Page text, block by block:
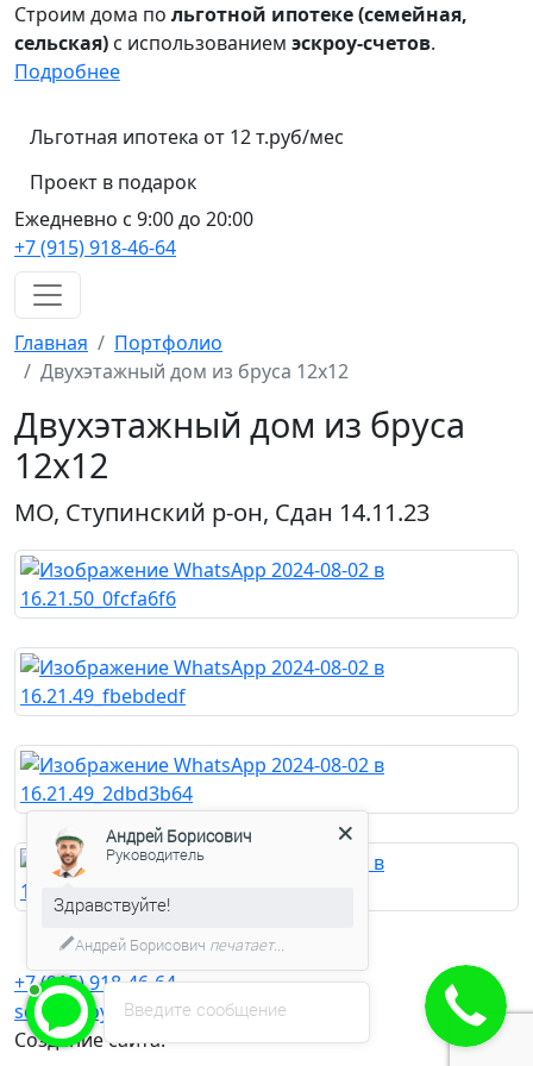
Строим дома по льготной ипотеке (семейная,
сельская) с использованием эскроу-счетов.
Подробнее
Льготная ипотека от 12 т.руб/мес
Проект в подарок
Ежедневно с 9:00 до 20:00
+7 (915) 918-46-64
Главная
Портфолио
Двухэтажный дом из бруса 12х12
Двухэтажный дом из бруса
12х12
МО, Ступинский р-он, Сдан 14.11.23
+7 (915) 918-46-64
severstroybrus@yandex.ru
Создание сайта:
Введите сообщение
Андрей Борисович
Руководитель
Здравствуйте!
Андрей Борисович печатает...